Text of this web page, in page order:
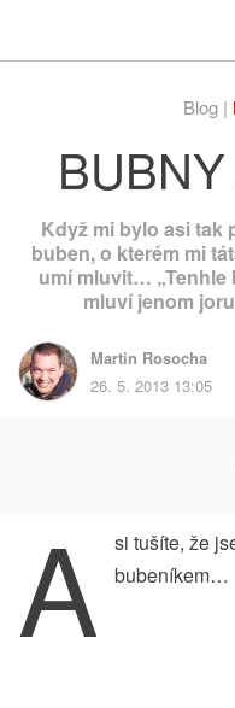
Blog |
Když mi bylo asi tak
buben, o kterém mi
umí mluvit… „Tenhle
mluví jenom
Martin Rosocha
26. 5. 2013 13:05
A
si tušíte, že
bubeníkem…